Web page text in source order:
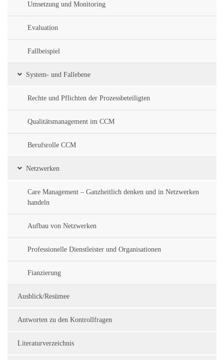
Umsetzung und Monitoring
Evaluation
Fallbeispiel
System- und Fallebene
Rechte und Pflichten der Prozessbeteiligten
Qualitätsmanagement im CCM
Berufsrolle CCM
Netzwerken
Care Management – Ganzheitlich denken und in Netzwerken
handeln
Aufbau von Netzwerken
Professionelle Dienstleister und Organisationen
Fianzierung
Ausblick/Resümee
Antworten zu den Kontrollfragen
Literaturverzeichnis